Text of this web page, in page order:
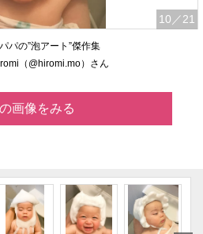
10 ／21
パの”泡アート”傑作集
（@hiromi.mo）さん
画像をみる